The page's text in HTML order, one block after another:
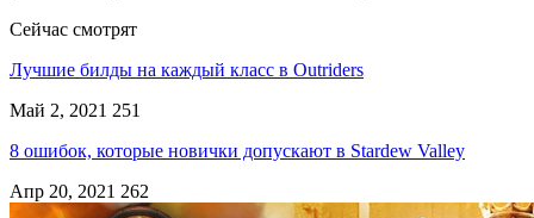
Сейчас смотрят
Лучшие билды на каждый класс в Outriders
Май 2, 2021 251
8 ошибок, которые новички допускают в Stardew Valley
Апр 20, 2021 262